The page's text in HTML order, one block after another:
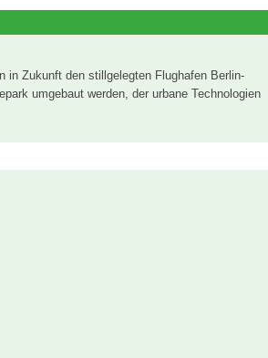
in Zukunft den stillgelegten Flughafen Berlin-
umgebaut werden, der urbane Technologien